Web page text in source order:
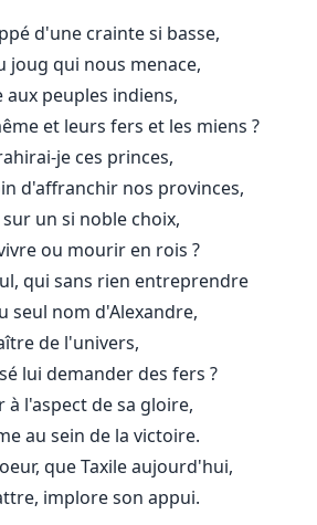
d'une crainte si basse,
joug qui nous menace,
peuples indiens,
et leurs fers et les miens ?
je ces princes,
d'affranchir nos provinces,
un si noble choix,
ou mourir en rois ?
qui sans rien entreprendre
seul nom d'Alexandre,
de l'univers,
lui demander des fers ?
à l'aspect de sa gloire,
au sein de la victoire.
que Taxile aujourd'hui,
implore son appui.